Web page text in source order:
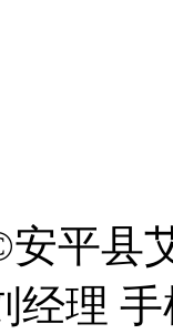
安平
经理 手